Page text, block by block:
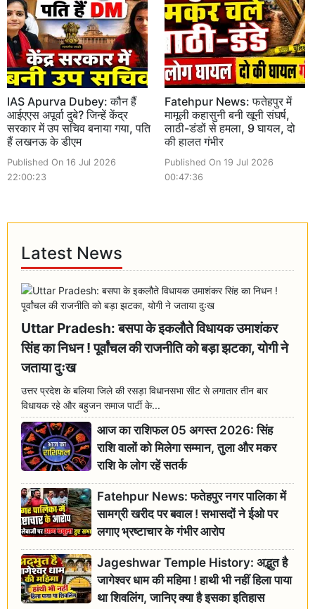
IAS Apurva Dubey: कौन हैं
आईएएस अपूर्वा दुबे? जिन्हें केंद्र
सरकार में उप सचिव बनाया गया, पति
हैं लखनऊ के डीएम
Published On 16 Jul 2026
22:00:23
Fatehpur News: फतेहपुर में
मामूली कहासुनी बनी खूनी संघर्ष,
लाठी-डंडों से हमला, 9 घायल, दो
की हालत गंभीर
Published On 19 Jul 2026
00:47:36
Latest News
Uttar Pradesh: बसपा के इकलौते विधायक उमाशंकर
सिंह का निधन ! पूर्वांचल की राजनीति को बड़ा झटका, योगी ने
जताया दुःख
उत्तर प्रदेश के बलिया जिले की रसड़ा विधानसभा सीट से लगातार तीन बार
विधायक रहे और बहुजन समाज पार्टी के...
आज का राशिफल 05 अगस्त 2026: सिंह
राशि वालों को मिलेगा सम्मान, तुला और मकर
राशि के लोग रहें सतर्क
Fatehpur News: फतेहपुर नगर पालिका में
सामग्री खरीद पर बवाल ! सभासदों ने ईओ पर
लगाए भ्रष्टाचार के गंभीर आरोप
Jageshwar Temple History: अद्भुत है
जागेश्वर धाम की महिमा ! हाथी भी नहीं हिला पाया
था शिवलिंग, जानिए क्या है इसका इतिहास